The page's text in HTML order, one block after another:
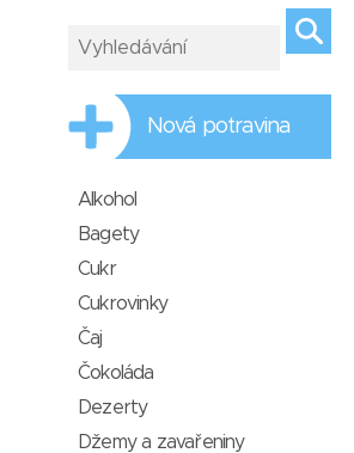
Nová potravina
Alkohol
Bagety
Cukr
Cukrovinky
Čaj
Čokoláda
Dezerty
Džemy a zavařeniny